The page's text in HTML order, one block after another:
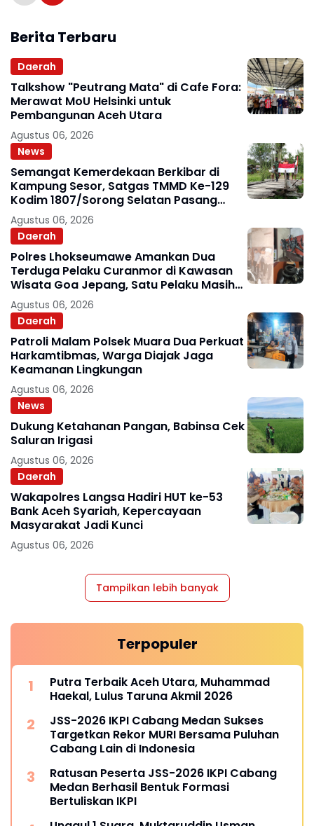
Berita Terbaru
Daerah
Talkshow "Peutrang Mata" di Cafe Fora:
Merawat MoU Helsinki untuk
Pembangunan Aceh Utara
Agustus 06, 2026
News
Semangat Kemerdekaan Berkibar di
Kampung Sesor, Satgas TMMD Ke-129
Kodim 1807/Sorong Selatan Pasang
Bendera Merah Putih
Agustus 06, 2026
Daerah
Polres Lhokseumawe Amankan Dua
Terduga Pelaku Curanmor di Kawasan
Wisata Goa Jepang, Satu Pelaku Masih
Diburu
Agustus 06, 2026
Daerah
Patroli Malam Polsek Muara Dua Perkuat
Harkamtibmas, Warga Diajak Jaga
Keamanan Lingkungan
Agustus 06, 2026
News
Dukung Ketahanan Pangan, Babinsa Cek
Saluran Irigasi
Agustus 06, 2026
Daerah
Wakapolres Langsa Hadiri HUT ke-53
Bank Aceh Syariah, Kepercayaan
Masyarakat Jadi Kunci
Agustus 06, 2026
Tampilkan lebih banyak
Terpopuler
Putra Terbaik Aceh Utara, Muhammad
Haekal, Lulus Taruna Akmil 2026
JSS-2026 IKPI Cabang Medan Sukses
Targetkan Rekor MURI Bersama Puluhan
Cabang Lain di Indonesia
Ratusan Peserta JSS-2026 IKPI Cabang
Medan Berhasil Bentuk Formasi
Bertuliskan IKPI